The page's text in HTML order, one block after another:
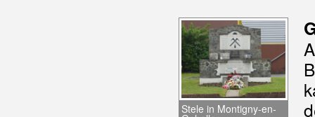
Stele in Montigny-en-